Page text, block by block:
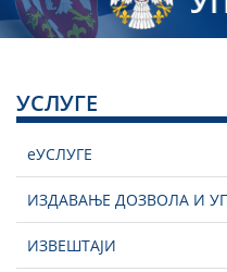
УСЛУГЕ
еУСЛУГЕ
ИЗДАВАЊЕ ДОЗВОЛА И
ИЗВЕШТАЈИ